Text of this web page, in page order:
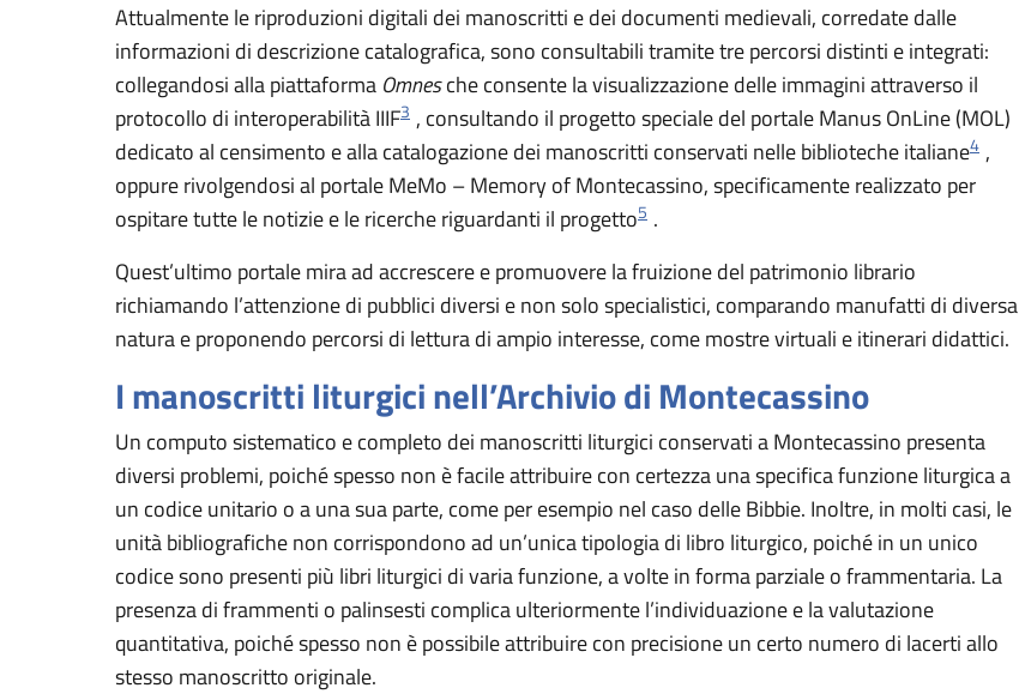
Attualmente le riproduzioni digitali dei manoscritti e dei documenti medievali, corredate dalle
informazioni di descrizione catalografica, sono consultabili tramite tre percorsi distinti e integrati:
collegandosi alla piattaforma Omnesche consente la visualizzazione delle immagini attraverso il
protocollo di interoperabilità IIIF3 , consultando il progetto speciale del portale Manus OnLine (MOL)
dedicato al censimento e alla catalogazione dei manoscritti conservati nelle biblioteche italiane4 ,
oppure rivolgendosi al portale MeMo – Memory of Montecassino, specificamente realizzato per
ospitare tutte le notizie e le ricerche riguardanti il progetto5 .
Quest’ultimo portale mira ad accrescere e promuovere la fruizione del patrimonio librario
richiamando l’attenzione di pubblici diversi e non solo specialistici, comparando manufatti di diversa
natura e proponendo percorsi di lettura di ampio interesse, come mostre virtuali e itinerari didattici.
I manoscritti liturgici nell’Archivio di Montecassino
Un computo sistematico e completo dei manoscritti liturgici conservati a Montecassino presenta
diversi problemi, poiché spesso non è facile attribuire con certezza una specifica funzione liturgica a
un codice unitario o a una sua parte, come per esempio nel caso delle Bibbie. Inoltre, in molti casi, le
unità bibliografiche non corrispondono ad un’unica tipologia di libro liturgico, poiché in un unico
codice sono presenti più libri liturgici di varia funzione, a volte in forma parziale o frammentaria. La
presenza di frammenti o palinsesti complica ulteriormente l’individuazione e la valutazione
quantitativa, poiché spesso non è possibile attribuire con precisione un certo numero di lacerti allo
stesso manoscritto originale.